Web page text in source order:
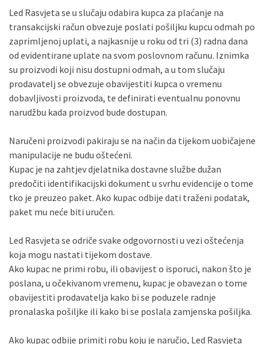
Led Rasvjeta se u slučaju odabira kupca za plaćanje na
transakcijski račun obvezuje poslati pošiljku kupcu odmah po
zaprimljenoj uplati, a najkasnije u roku od tri (3) radna dana
od evidentirane uplate na svom poslovnom računu. Iznimka
su proizvodi koji nisu dostupni odmah, a u tom slučaju
prodavatelj se obvezuje obavijestiti kupca o vremenu
dobavljivosti proizvoda, te definirati eventualnu ponovnu
narudžbu kada proizvod bude dostupan.
Naručeni proizvodi pakiraju se na način da tijekom uobičajene
manipulacije ne budu oštećeni.
Kupac je na zahtjev djelatnika dostavne službe dužan
predočiti identifikacijski dokument u svrhu evidencije o tome
tko je preuzeo paket. Ako kupac odbije dati traženi podatak,
paket mu neće biti uručen.
Led Rasvjeta se odriče svake odgovornosti u vezi oštećenja
koja mogu nastati tijekom dostave.
Ako kupac ne primi robu, ili obavijest o isporuci, nakon što je
poslana, u očekivanom vremenu, kupac je obavezan o tome
obavijestiti prodavatelja kako bi se poduzele radnje
pronalaska pošiljke ili kako bi se poslala zamjenska pošiljka.
Ako kupac odbije primiti robu koju je naručio, Led Rasvjeta